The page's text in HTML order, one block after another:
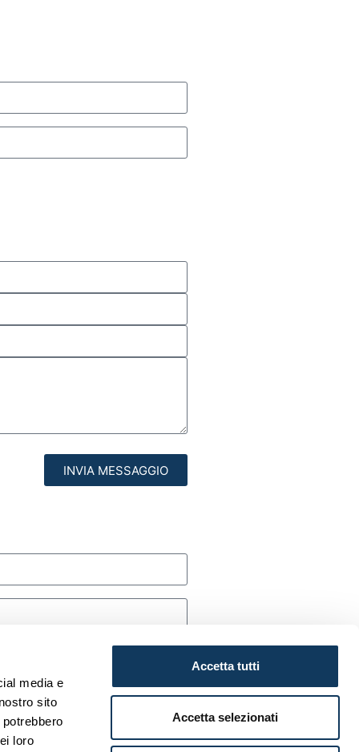
media e
sito
loro
Accetta tutti
Accetta selezionati
INVIA MESSAGGIO